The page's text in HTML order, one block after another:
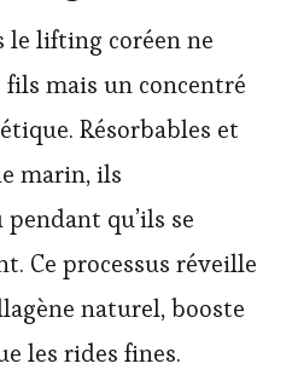
le lifting coréen ne
mais un concentré
Résorbables et
marin, ils
qu’ils se
Ce processus réveille
naturel, booste
les rides fines.